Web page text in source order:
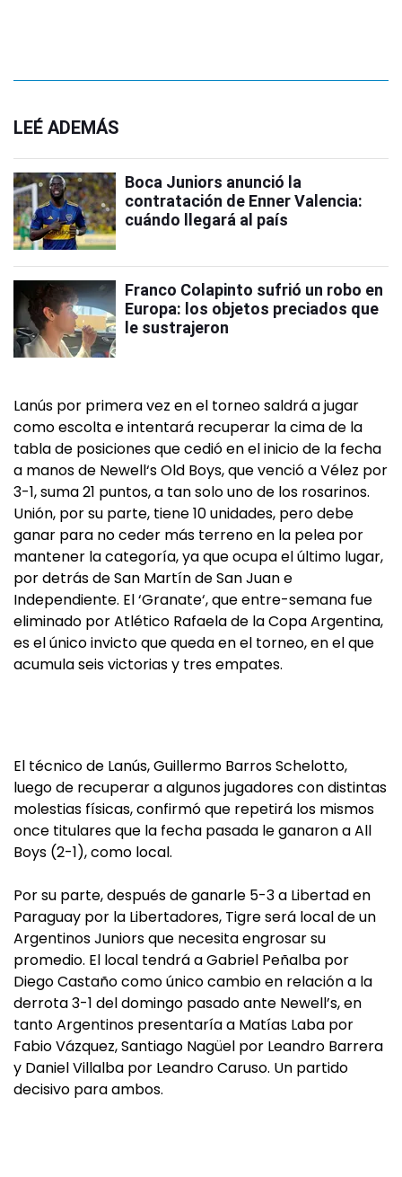
LEÉ ADEMÁS
Boca Juniors anunció la
contratación de Enner Valencia:
cuándo llegará al país
Franco Colapinto sufrió un robo en
Europa: los objetos preciados que
le sustrajeron
Lanús por primera vez en el torneo saldrá a jugar
como escolta e intentará recuperar la cima de la
tabla de posiciones que cedió en el inicio de la fecha
a manos de Newell‘s Old Boys, que venció a Vélez por
3-1, suma 21 puntos, a tan solo uno de los rosarinos.
Unión, por su parte, tiene 10 unidades, pero debe
ganar para no ceder más terreno en la pelea por
mantener la categoría, ya que ocupa el último lugar,
por detrás de San Martín de San Juan e
Independiente. El ‘Granate‘, que entre-semana fue
eliminado por Atlético Rafaela de la Copa Argentina,
es el único invicto que queda en el torneo, en el que
acumula seis victorias y tres empates.
El técnico de Lanús, Guillermo Barros Schelotto,
luego de recuperar a algunos jugadores con distintas
molestias físicas, confirmó que repetirá los mismos
once titulares que la fecha pasada le ganaron a All
Boys (2-1), como local.
Por su parte, después de ganarle 5-3 a Libertad en
Paraguay por la Libertadores, Tigre será local de un
Argentinos Juniors que necesita engrosar su
promedio. El local tendrá a Gabriel Peñalba por
Diego Castaño como único cambio en relación a la
derrota 3-1 del domingo pasado ante Newell’s, en
tanto Argentinos presentaría a Matías Laba por
Fabio Vázquez, Santiago Nagüel por Leandro Barrera
y Daniel Villalba por Leandro Caruso. Un partido
decisivo para ambos.